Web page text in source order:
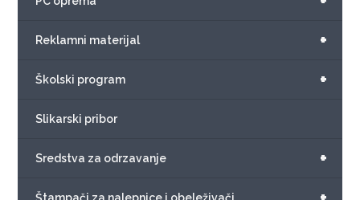
+
Reklamni materijal
+
Školski program
Slikarski pribor
+
Sredstva za odrzavanje